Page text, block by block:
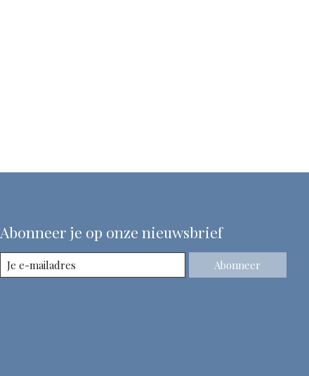
Abonneer je op onze nieuwsbrief
Abonneer